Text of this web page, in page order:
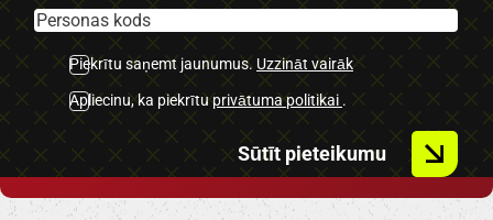
-Keyless go.
-Sporta režīms.
-Lietie diski.
-LED dienas gaismas.
-Automātiskās tuvās gaismas.
Piekrītu saņemt jaunumus. Uzzināt vairāk
Apliecinu, ka piekrītu privātuma politikai .
Sūtīt pieteikumu